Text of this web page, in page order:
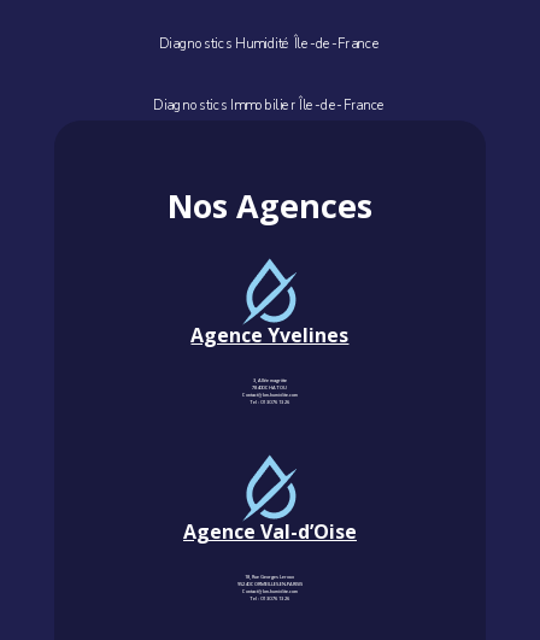
Diagnostics Humidité Île-de-France
Diagnostics Immobilier Île-de-France
Nos Agences
Agence Yvelines
3, Allée magritte
78400 CHATOU
Contact@km-humidite.com
Tel :01 30 76 13 26
Agence Val-d’Oise
18, Rue Georges Leroux
95240 CORMEILLES-EN-PARISIS
Contact@km-humidite.com
Tel :01 30 76 13 26